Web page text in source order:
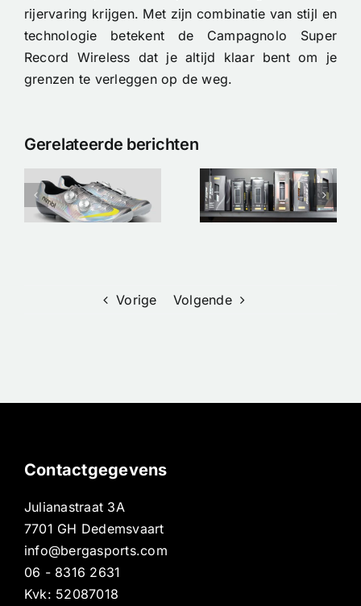
Vorige Volgende
rijervaring krijgen. Met zijn combinatie van stijl en
technologie betekent de Campagnolo Super
Record Wireless dat je altijd klaar bent om je
grenzen te verleggen op de weg.
Gerelateerde berichten
Clincher op
Racefiets:
De Ultieme
Prestaties
Nieuw op
voorraad –
Custom
Contactgegevens
Julianastraat 3A
7701 GH Dedemsvaart
info@bergasports.com
06 - 8316 2631
Kvk: 52087018